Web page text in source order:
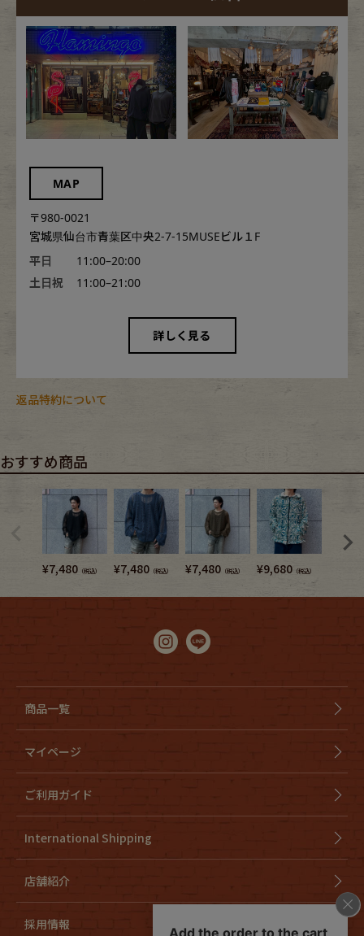
MAP
〒980-0021
宮城県仙台市青葉区中央2-7-15MUSEビル１F
平日
11:00–20:00
土日祝
11:00–21:00
詳しく見る
返品特約について
おすすめ商品
¥7,480 （税込） ¥7,480 （税込） ¥7,480 （税込） ¥9,680 （税込）
商品一覧
マイページ
ご利用ガイド
International Shipping
店舗紹介
採用情報